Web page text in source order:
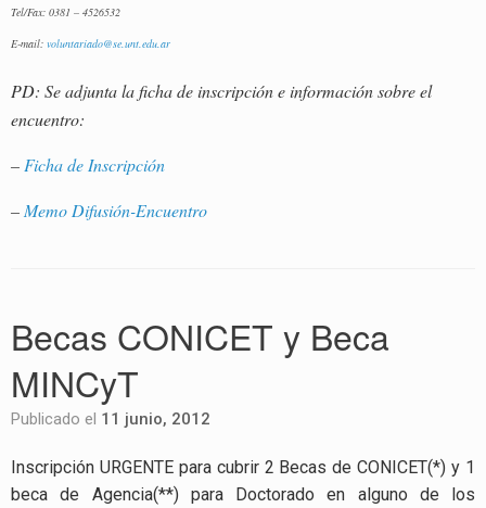
Tel/Fax: 0381 – 4526532
E-mail: voluntariado@se.unt.edu.ar
PD: Se adjunta la ficha de inscripción e información sobre el
encuentro:
– Ficha de Inscripción
– Memo Difusión-Encuentro
Becas CONICET y Beca
MINCyT
Publicado el 11 junio, 2012
Inscripción URGENTE para cubrir 2 Becas de CONICET(*) y 1
beca de Agencia(**) para Doctorado en alguno de los